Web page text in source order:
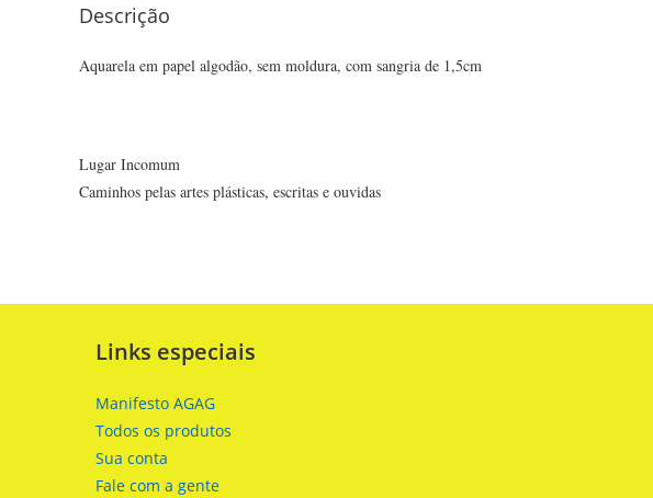
Descrição
Aquarela em papel algodão, sem moldura, com sangria de 1,5cm
Lugar Incomum
Caminhos pelas artes plásticas, escritas e ouvidas
Links especiais
Manifesto AGAG
Todos os produtos
Sua conta
Fale com a gente